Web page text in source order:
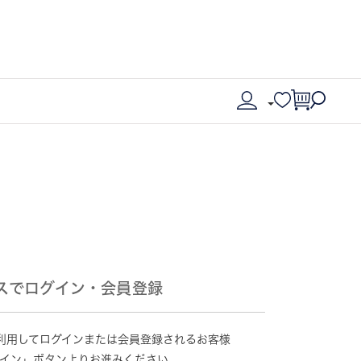
でログイン・会員登録
してログインまたは会員登録されるお客様